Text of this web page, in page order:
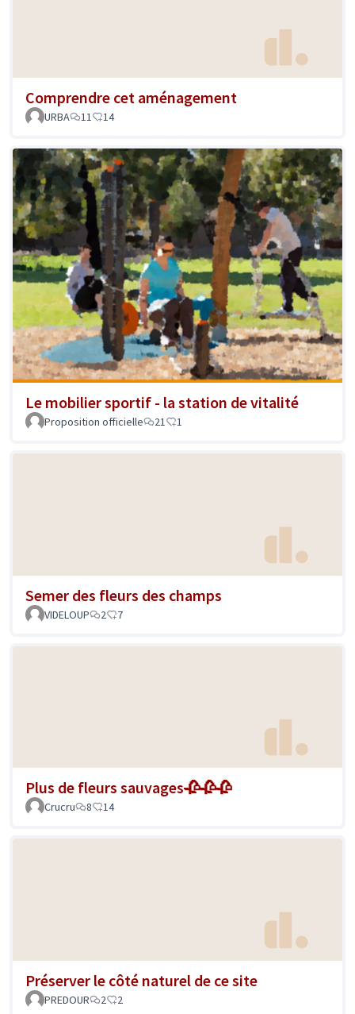
Comprendre cet aménagement
URBA 11 14
Le mobilier sportif - la station de vitalité
Proposition officielle 21 1
Semer des fleurs des champs
VIDELOUP 2 7
Plus de fleurs sauvages🥀🥀🥀
Crucru 8 14
Préserver le côté naturel de ce site
PREDOUR 2 2